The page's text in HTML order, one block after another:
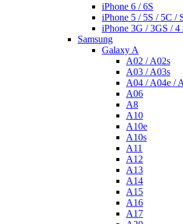
iPhone 6 / 6S
iPhone 5 / 5S / 5C /
iPhone 3G / 3GS / 4
Samsung
Galaxy A
A02 / A02s
A03 / A03s
A04 / A04e /
A06
A8
A10
A10e
A10s
A11
A12
A13
A14
A15
A16
A17